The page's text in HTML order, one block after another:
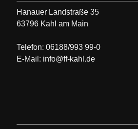
Hanauer Landstraße 35
63796 Kahl am Main
Telefon: 06188/993 99-0
E-Mail: info@ff-kahl.de